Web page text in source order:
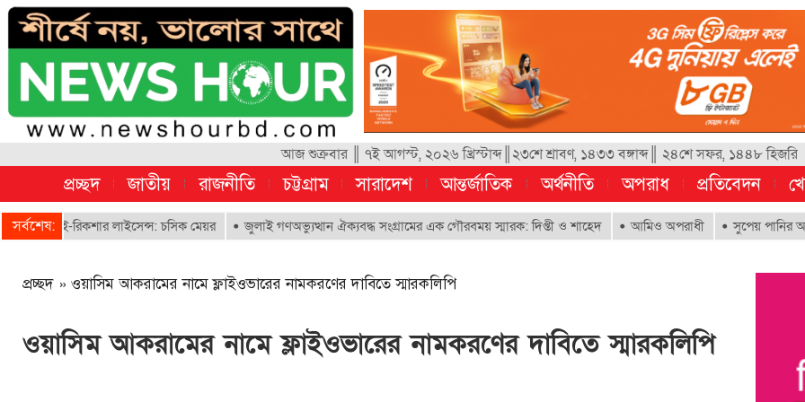
আজ শুক্রবার ║ ৭ই আগস্ট, ২০২৬ খ্রিস্টাব্দ║২৩শে শ্রাবণ, ১৪৩৩ বঙ্গাব্দ║ ২৪শে সফর, ১৪৪৮ হিজরি
প্রচ্ছদ জাতীয় রাজনীতি চট্টগ্রাম সারাদেশ আন্তর্জাতিক অর্থনীতি অপরাধ প্রতিবেদন
সর্বশেষ:
রিকশার লাইসেন্স: চসিক মেয়র জুলাই গণঅভ্যুত্থান ঐক্যবদ্ধ সংগ্রামের এক গৌরবময় স্মারক: দিপ্তী ও শাহেদ আমিও অপরাধী সুপেয় পানির অধিকার
প্রচ্ছদ » ওয়াসিম আকরামের নামে ফ্লাইওভারের নামকরণের দাবিতে স্মারকলিপি
ওয়াসিম আকরামের নামে ফ্লাইওভারের নামকরণের দাবিতে স্মারকলিপি